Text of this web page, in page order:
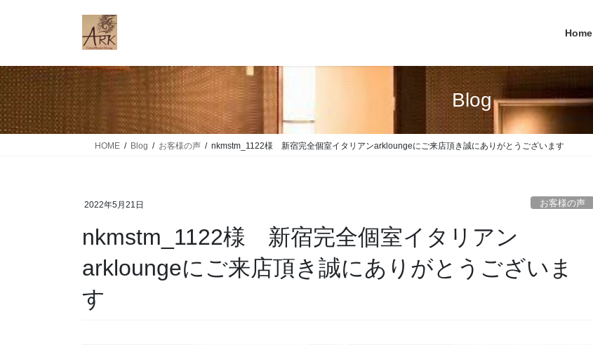
ツ
に
移
動
シ
ョ
ン
に
Home
Blog
HOME Blog お客様の声 nkmstm_1122様 新宿完全個室イタリアンarkloungeにご来店頂き誠にありがとうございます
2022年5月21日 お客様の声
nkmstm_1122様 新宿完全個室イタリアン
arkloungeにご来店頂き誠にありがとうございま
す